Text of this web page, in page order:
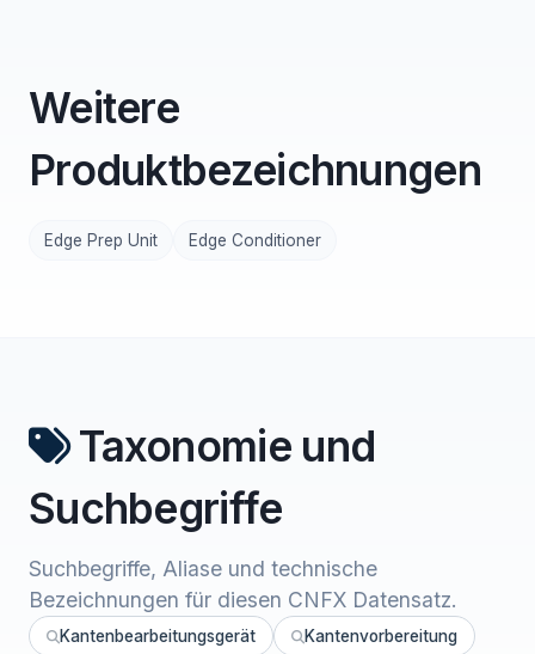
Weitere
Produktbezeichnungen
Edge Prep Unit Edge Conditioner
Taxonomie und
Suchbegriffe
Suchbegriffe, Aliase und technische
Bezeichnungen für diesen CNFX Datensatz.
Kantenbearbeitungsgerät Kantenvorbereitung